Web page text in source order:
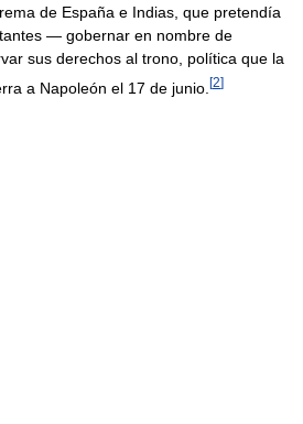
de España e Indias, que pretendía
— gobernar en nombre de
sus derechos al trono, política que la
a Napoleón el 17 de junio. [2]